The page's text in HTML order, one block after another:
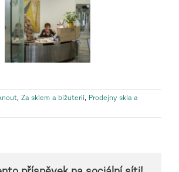
, Za sklem a bižuterií, Prodejny skla a